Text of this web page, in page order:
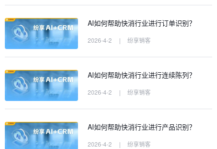
AI如何帮助快消行业进行订单识别？
2026-4-2 | 纷享销客
AI如何帮助快消行业进行连续陈列？
2026-4-2 | 纷享销客
AI如何帮助快消行业进行产品识别？
2026-4-2 | 纷享销客